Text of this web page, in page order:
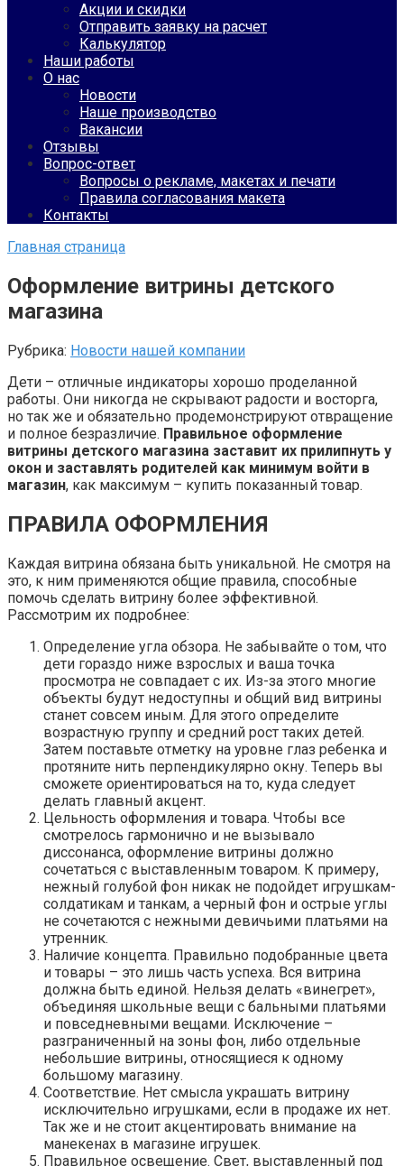
Акции и скидки
Отправить заявку на расчет
Калькулятор
Наши работы
О нас
Новости
Наше производство
Вакансии
Отзывы
Вопрос-ответ
Вопросы о рекламе, макетах и печати
Правила согласования макета
Контакты
Главная страница
Оформление витрины детского
магазина
Рубрика: Новости нашей компании
Дети – отличные индикаторы хорошо проделанной
работы. Они никогда не скрывают радости и восторга,
но так же и обязательно продемонстрируют отвращение
и полное безразличие. Правильное оформление
витрины детского магазина заставит их прилипнуть у
окон и заставлять родителей как минимум войти в
магазин, как максимум – купить показанный товар.
ПРАВИЛА ОФОРМЛЕНИЯ
Каждая витрина обязана быть уникальной. Не смотря на
это, к ним применяются общие правила, способные
помочь сделать витрину более эффективной.
Рассмотрим их подробнее:
Определение угла обзора. Не забывайте о том, что
дети гораздо ниже взрослых и ваша точка
просмотра не совпадает с их. Из-за этого многие
объекты будут недоступны и общий вид витрины
станет совсем иным. Для этого определите
возрастную группу и средний рост таких детей.
Затем поставьте отметку на уровне глаз ребенка и
протяните нить перпендикулярно окну. Теперь вы
сможете ориентироваться на то, куда следует
делать главный акцент.
Цельность оформления и товара. Чтобы все
смотрелось гармонично и не вызывало
диссонанса, оформление витрины должно
сочетаться с выставленным товаром. К примеру,
нежный голубой фон никак не подойдет игрушкам-
солдатикам и танкам, а черный фон и острые углы
не сочетаются с нежными девичьими платьями на
утренник.
Наличие концепта. Правильно подобранные цвета
и товары – это лишь часть успеха. Вся витрина
должна быть единой. Нельзя делать «винегрет»,
объединяя школьные вещи с бальными платьями
и повседневными вещами. Исключение –
разграниченный на зоны фон, либо отдельные
небольшие витрины, относящиеся к одному
большому магазину.
Соответствие. Нет смысла украшать витрину
исключительно игрушками, если в продаже их нет.
Так же и не стоит акцентировать внимание на
манекенах в магазине игрушек.
Правильное освещение. Свет, выставленный под